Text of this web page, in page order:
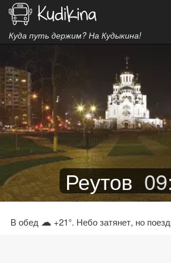
Куда путь держим? На Кудыкина!
Реутов 09:
В обед ☁ +21°. Небо затянет, но